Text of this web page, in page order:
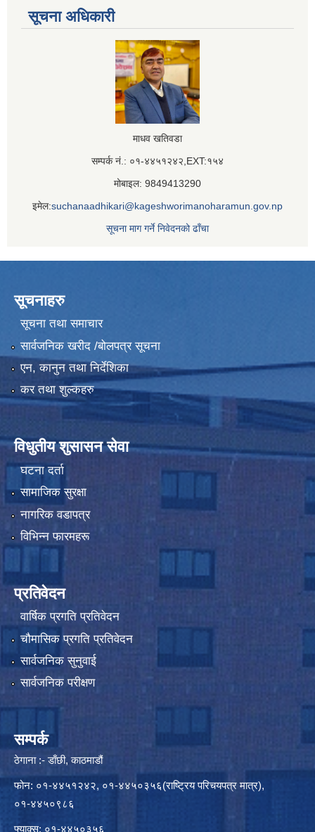
सूचना अधिकारी
माधव खतिवडा
सम्पर्क नं.: ०१-४४५१२४२,EXT:१५४
मोबाइल: 9849413290
इमेल:suchanaadhikari@kageshworimanoharamun.gov.np
सूचना माग गर्ने निवेदनको ढाँचा
सूचनाहरु
सूचना तथा समाचार
सार्वजनिक खरीद /बोलपत्र सूचना
एन, कानुन तथा निर्देशिका
कर तथा शुल्कहरु
विधुतीय शुसासन सेवा
घटना दर्ता
सामाजिक सुरक्षा
नागरिक वडापत्र
विभिन्न फारमहरू
प्रतिवेदन
वार्षिक प्रगति प्रतिवेदन
चौमासिक प्रगति प्रतिवेदन
सार्वजनिक सुनुवाई
सार्वजनिक परीक्षण
सम्पर्क
ठेगाना :- डाँछी, काठमाडौं
फोन: ०१-४४५१२४२, ०१-४४५०३५६(राष्ट्रिय परिचयपत्र मात्र),
०१-४४५०९८६
फ्याक्स: ०१-४४५०३५६